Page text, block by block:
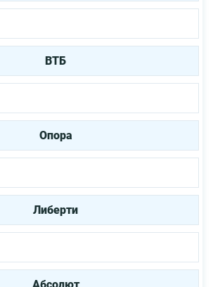
ВТБ
Опора
Либерти